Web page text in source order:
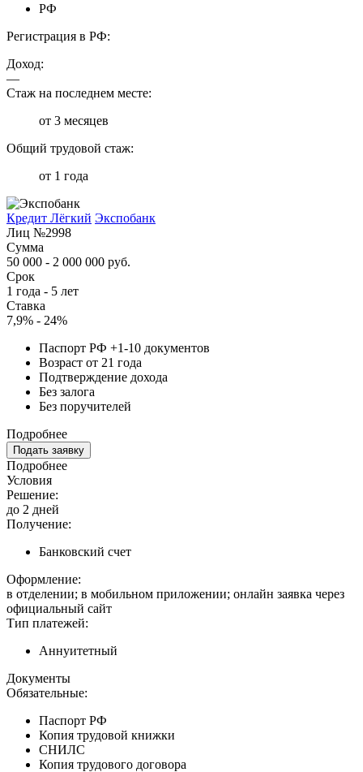
РФ
Регистрация в РФ:
Доход:
—
Стаж на последнем месте:
от 3 месяцев
Общий трудовой стаж:
от 1 года
Кредит Лёгкий Экспобанк
Лиц №2998
Сумма
50 000 - 2 000 000 руб.
Срок
1 года - 5 лет
Ставка
7,9% - 24%
Паспорт РФ +1-10 документов
Возраст от 21 года
Подтверждение дохода
Без залога
Без поручителей
Подробнее
Подать заявку
Подробнее
Условия
Решение:
до 2 дней
Получение:
Банковский счет
Оформление:
в отделении; в мобильном приложении; онлайн заявка через
официальный сайт
Тип платежей:
Аннуитетный
Документы
Обязательные:
Паспорт РФ
Копия трудовой книжки
СНИЛС
Копия трудового договора